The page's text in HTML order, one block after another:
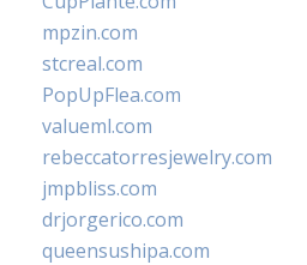
mpzin.com
stcreal.com
PopUpFlea.com
valueml.com
rebeccatorresjewelry.com
jmpbliss.com
drjorgerico.com
queensushipa.com